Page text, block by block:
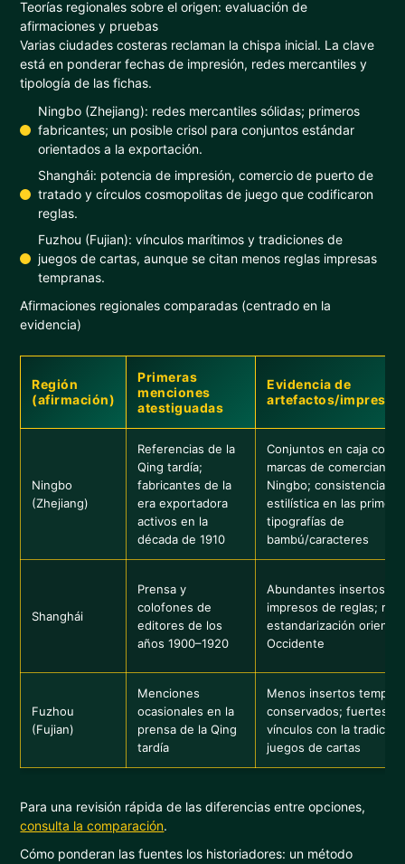
Teorías regionales sobre el origen: evaluación de
afirmaciones y pruebas
Varias ciudades costeras reclaman la chispa inicial. La clave
está en ponderar fechas de impresión, redes mercantiles y
tipología de las fichas.
Ningbo (Zhejiang): redes mercantiles sólidas; primeros
fabricantes; un posible crisol para conjuntos estándar
orientados a la exportación.
Shanghái: potencia de impresión, comercio de puerto de
tratado y círculos cosmopolitas de juego que codificaron
reglas.
Fuzhou (Fujian): vínculos marítimos y tradiciones de
juegos de cartas, aunque se citan menos reglas impresas
tempranas.
Afirmaciones regionales comparadas (centrado en la
evidencia)
Región
(afirmación)
Primeras
menciones
atestiguadas
Evidencia de
artefactos/impresa
Ningbo
(Zhejiang)
Referencias de la
Qing tardía;
fabricantes de la
era exportadora
activos en la
década de 1910
Conjuntos en caja con
marcas de
Ningbo; consistencia
estilística en las
tipografías de
bambú/caracteres
Shanghái
Prensa y
colofones de
editores de los
años 1900–1920
Abundantes insertos
impresos de reglas;
estandarización
Occidente
Fuzhou
(Fujian)
Menciones
ocasionales en la
prensa de la Qing
tardía
Menos insertos
conservados; fuertes
vínculos con la
juegos de cartas
Para una revisión rápida de las diferencias entre opciones,
consulta la comparación.
Cómo ponderan las fuentes los historiadores: un método